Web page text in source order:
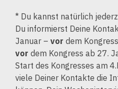
* Du kannst natürlich
Du informierst Deine
Januar – vor dem
vor dem Kongress ab 27.
Start des Kongresses am
viele Deiner Kontakte die